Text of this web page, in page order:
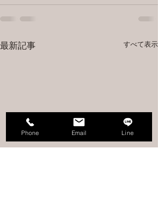
最新記事 すべて表示
Phone Email Line